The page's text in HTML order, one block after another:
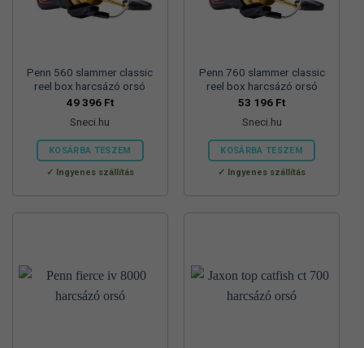
Penn 560 slammer classic
reel box harcsázó orsó
49 396 Ft
Sneci.hu
KOSÁRBA TESZEM
Ingyenes szállítás
Penn 760 slammer classic
reel box harcsázó orsó
53 196 Ft
Sneci.hu
KOSÁRBA TESZEM
Ingyenes szállítás